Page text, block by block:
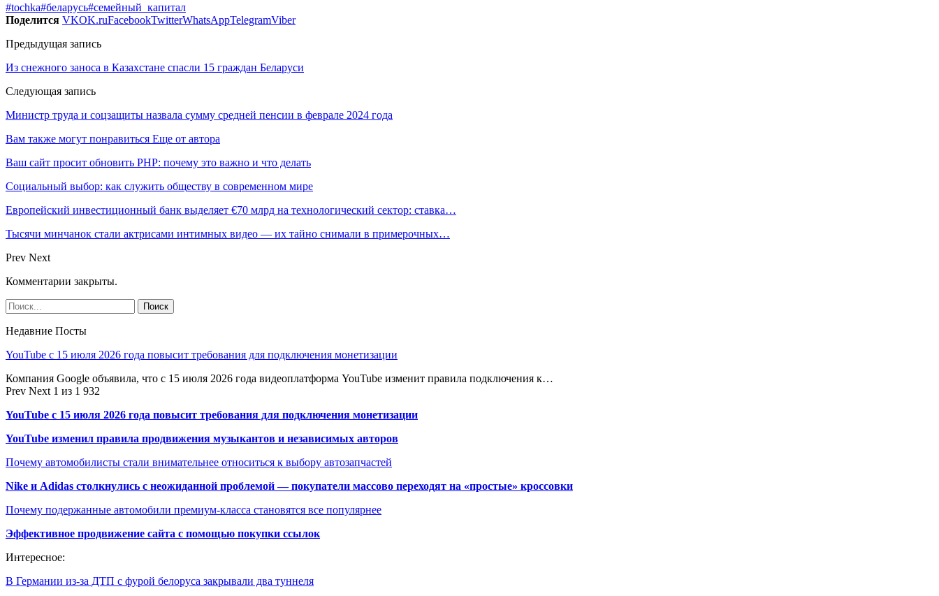
#tochka#беларусь#семейный_капитал
Поделится VKOK.ruFacebookTwitterWhatsAppTelegramViber
Предыдущая запись
Из снежного заноса в Казахстане спасли 15 граждан Беларуси
Следующая запись
Министр труда и соцзащиты назвала сумму средней пенсии в феврале 2024 года
Вам также могут понравиться Еще от автора
Ваш сайт просит обновить PHP: почему это важно и что делать
Социальный выбор: как служить обществу в современном мире
Европейский инвестиционный банк выделяет €70 млрд на технологический сектор: ставка…
Тысячи минчанок стали актрисами интимных видео — их тайно снимали в примерочных…
Prev Next
Комментарии закрыты.
Недавние Посты
YouTube с 15 июля 2026 года повысит требования для подключения монетизации
Компания Google объявила, что с 15 июля 2026 года видеоплатформа YouTube изменит правила подключения к…
Prev Next 1 из 1 932
YouTube с 15 июля 2026 года повысит требования для подключения монетизации
YouTube изменил правила продвижения музыкантов и независимых авторов
Почему автомобилисты стали внимательнее относиться к выбору автозапчастей
Nike и Adidas столкнулись с неожиданной проблемой — покупатели массово переходят на «простые» кроссовки
Почему подержанные автомобили премиум-класса становятся все популярнее
Эффективное продвижение сайта с помощью покупки ссылок
Интересное:
В Германии из-за ДТП с фурой белоруса закрывали два туннеля